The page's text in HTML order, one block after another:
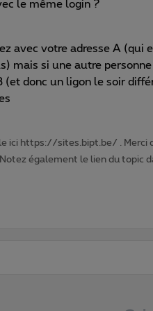
le même login ?
avec votre adresse A (qui
mais si une autre personne
(et donc un ligon le soir
ici https://sites.bipt.be/ . Merci
également le lien du topic